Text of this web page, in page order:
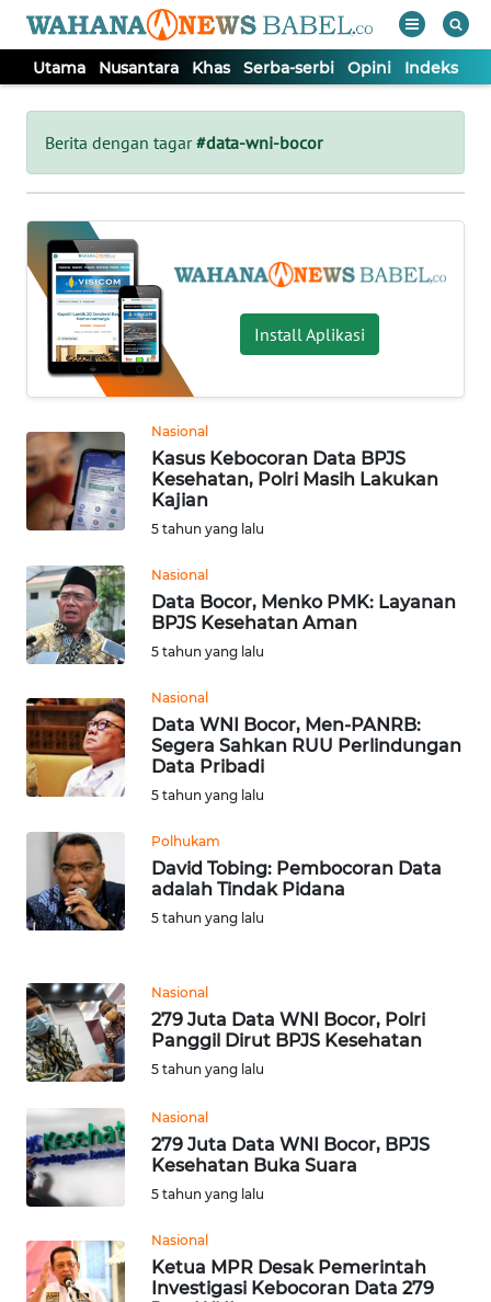
Utama Nusantara Khas Serba-serbi Opini Indeks
Berita dengan tagar#data-wni-bocor
Install Aplikasi
Nasional
Kasus Kebocoran Data BPJS
Kesehatan, Polri Masih Lakukan
Kajian
5 tahun yang lalu
Nasional
Data Bocor, Menko PMK: Layanan
BPJS Kesehatan Aman
5 tahun yang lalu
Nasional
Data WNI Bocor, Men-PANRB:
Segera Sahkan RUU Perlindungan
Data Pribadi
5 tahun yang lalu
Polhukam
David Tobing: Pembocoran Data
adalah Tindak Pidana
5 tahun yang lalu
Nasional
279 Juta Data WNI Bocor, Polri
Panggil Dirut BPJS Kesehatan
5 tahun yang lalu
Nasional
279 Juta Data WNI Bocor, BPJS
Kesehatan Buka Suara
5 tahun yang lalu
Nasional
Ketua MPR Desak Pemerintah
Investigasi Kebocoran Data 279
Tutup
UTAMA
NUSANTARA
KHAS
SERBA-
SERBI
OPINI
Informasi
INDEKS
BERITA
KONTAK
INFO
IKLAN
KAMI
PEDOMAN
MEDIA
REDAKSI
KARIR
DISCLAIMER
Wahana
News
Regional
WN
SUMUT